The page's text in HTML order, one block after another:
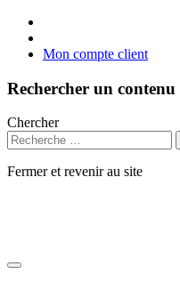
Mon compte client
Rechercher un contenu
Chercher
Fermer et revenir au site